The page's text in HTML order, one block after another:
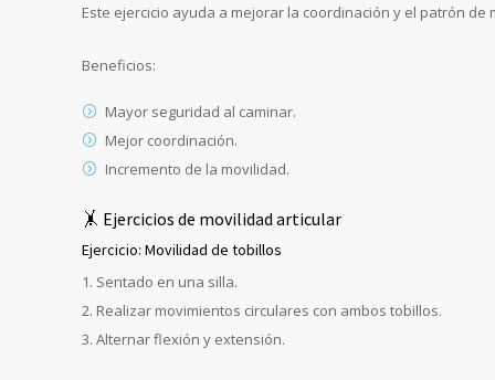
Este ejercicio ayuda a mejorar la coordinación y el patrón de
Beneficios:
Mayor seguridad al caminar.
Mejor coordinación.
Incremento de la movilidad.
🤸 Ejercicios de movilidad articular
Ejercicio: Movilidad de tobillos
Sentado en una silla.
Realizar movimientos circulares con ambos tobillos.
Alternar flexión y extensión.